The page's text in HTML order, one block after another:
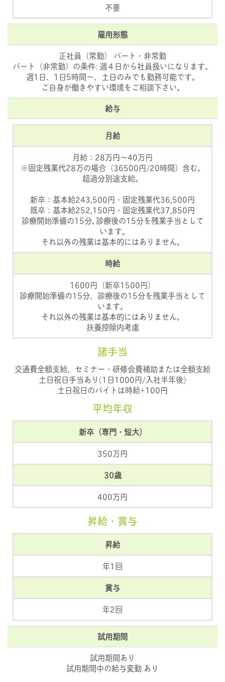
不要
雇用形態
正社員（常勤） パート・非常勤
パート（非常勤）の条件: 週４日から社員扱いになります。
週1日、1日5時間〜、土日のみでも勤務可能です。
ご自身が働きやすい環境をご相談下さい。
給与
月給
月給：28万円～40万円
※固定残業代28万の場合（36500円/20時間）含む。
超過分別途支給。
新卒：基本給243,500円・固定残業代36,500円
既卒：基本給252,150円・固定残業代37,850円
診療開始準備の15分､診療後の15分を残業手当として
います｡
それ以外の残業は基本的にはありません。
時給
1600円（新卒1500円）
診療開始準備の15分、診療後の15分を残業手当として
います。
それ以外の残業は基本的にはありません。
扶養控除内考慮
諸手当
交通費全額支給、セミナー・研修会費補助または全額支給
土日祝日手当あり(1日1000円/入社半年後)
土日祝日のバイトは時給+100円
平均年収
新卒（専門・短大）
350万円
30歳
400万円
昇給・賞与
昇給
年1回
賞与
年2回
試用期間
試用期間あり
試用期間中の給与変動 あり